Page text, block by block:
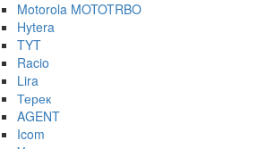
Motorola MOTOTRBO
Hytera
TYT
Racio
Lira
Терек
AGENT
Icom